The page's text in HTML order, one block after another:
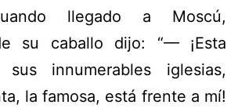
llegado a Moscú,
su caballo dijo: “— ¡Esta
innumerables iglesias,
la famosa, está frente a mí!